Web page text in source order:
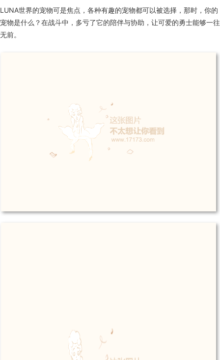
LUNA世界的宠物可是焦点，各种有趣的宠物都可以被选择，那时，你的
宠物是什么？在战斗中，多亏了它的陪伴与协助，让可爱的勇士能够一往
无前。